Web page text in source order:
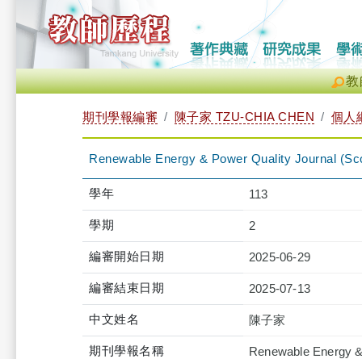
教
期刊學報編審 陳子家 TZU-CHIA CHEN 個人
Renewable Energy & Power Quality Journal
學年 113
學期 2
編審開始日期 2025-06-29
編審結束日期 2025-07-13
中文姓名 陳子家
期刊學報名稱 Renewable Energy